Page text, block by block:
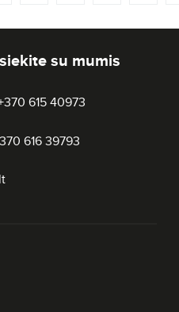
su mumis
615 40973
616 39793